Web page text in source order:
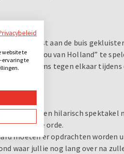
vast aan de buis
“Ik hou van Holland” te
in teams tegen elkaar tijdens
het uitje een hilarisch spektakel
aan de orde.
moeten er opdrachten worden
waar jullie nog lang over na
website te
ervaring te